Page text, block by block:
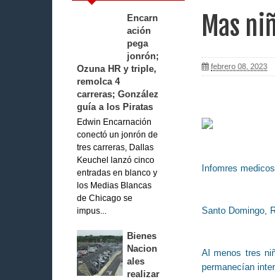
Encarn
ación
pega
jonrón;
Ozuna HR y triple,
remolca 4
carreras; González
guía a los Piratas
Edwin Encarnación
conectó un jonrón de
tres carreras, Dallas
Keuchel lanzó cinco
entradas en blanco y
los Medias Blancas
de Chicago se
impus...
Bienes
Nacion
ales
realizar
Mas
febrero 08, 2023
Infomres
Santo Domingo,
Al menos tres
permanecían